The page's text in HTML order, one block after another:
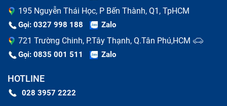
195 Nguyễn Thái Học, P Bến Thành, Q1, TpHCM
Gọi: 0327 998 188 Zalo
721 Trường Chinh, P.Tây Thạnh, Q.Tân Phú,HCM
Gọi: 0835 001 511 Zalo
HOTLINE
028 3957 2222